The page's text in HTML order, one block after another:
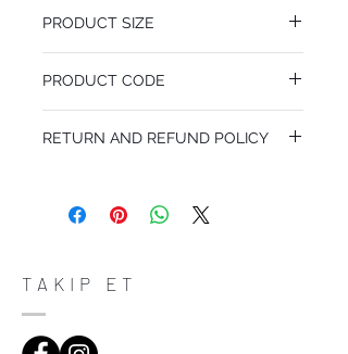
PRODUCT SIZE
Pattern Repeat 53 cm
PRODUCT CODE
RETURN AND REFUND POLICY
do in case they are dissatisfied with their
trust and reassure your customers that
they can buy with confidence.
TAKIP ET